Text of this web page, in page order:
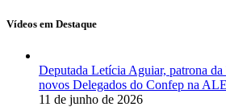
Vídeos em Destaque
Deputada Letícia Aguiar, patrona
novos Delegados do Confep na
11 de junho de 2026